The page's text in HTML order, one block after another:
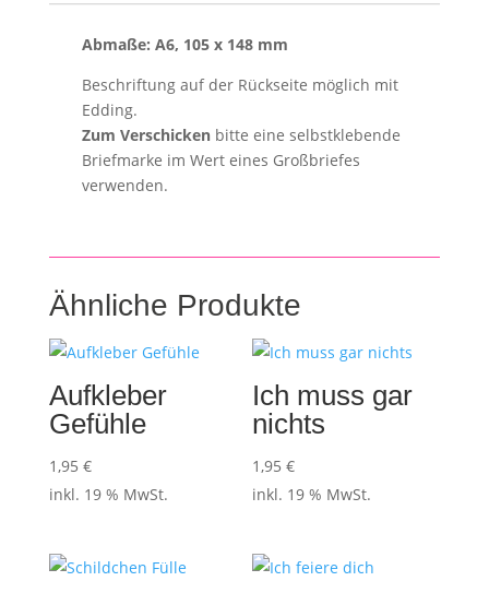
Abmaße: A6, 105 x 148 mm
Beschriftung auf der Rückseite möglich mit
Edding.
Zum Verschickenbitte eine selbstklebende
Briefmarke im Wert eines Großbriefes
verwenden.
Ähnliche Produkte
Aufkleber
Gefühle
1,95 €
inkl. 19 % MwSt.
Ich muss gar
nichts
1,95€
inkl. 19 % MwSt.